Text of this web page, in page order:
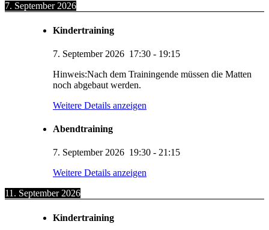
7. September 2026
Kindertraining
7. September 2026 17:30 - 19:15
Hinweis:Nach dem Trainingende müssen die Matten
noch abgebaut werden.
Weitere Details anzeigen
Abendtraining
7. September 2026 19:30 - 21:15
Weitere Details anzeigen
11. September 2026
Kindertraining